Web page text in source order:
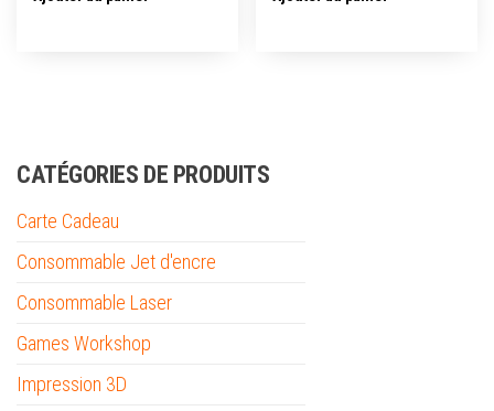
CATÉGORIES DE PRODUITS
Carte Cadeau
Consommable Jet d'encre
Consommable Laser
Games Workshop
Impression 3D